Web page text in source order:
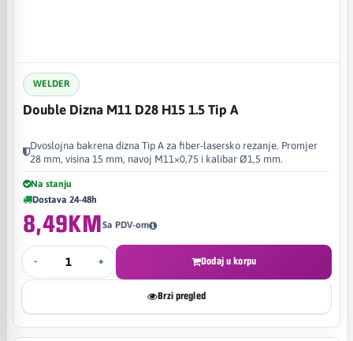
WELDER
Double Dizna M11 D28 H15 1.5 Tip A
Dvoslojna bakrena dizna Tip A za fiber-lasersko rezanje. Promjer
28 mm, visina 15 mm, navoj M11×0,75 i kalibar Ø1,5 mm.
Na stanju
Dostava 24-48h
8,49KMSa PDV-om
- + Dodaj u korpu
Brzi pregled